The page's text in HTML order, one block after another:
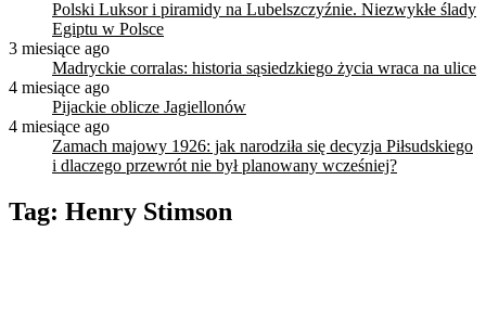
Polski Luksor i piramidy na Lubelszczyźnie. Niezwykłe ślady
Egiptu w Polsce
3 miesiące ago
Madryckie corralas: historia sąsiedzkiego życia wraca na ulice
4 miesiące ago
Pijackie oblicze Jagiellonów
4 miesiące ago
Zamach majowy 1926: jak narodziła się decyzja Piłsudskiego
i dlaczego przewrót nie był planowany wcześniej?
Tag: Henry Stimson